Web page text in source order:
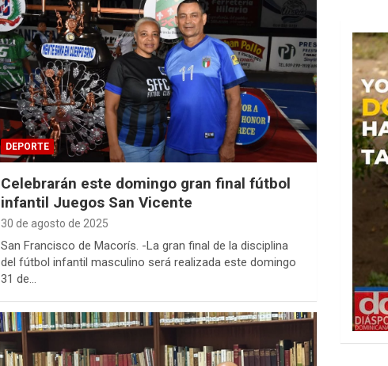
DEPORTE
Celebrarán este domingo gran final fútbol
infantil Juegos San Vicente
30 de agosto de 2025
San Francisco de Macorís. -La gran final de la disciplina
del fútbol infantil masculino será realizada este domingo
31 de…